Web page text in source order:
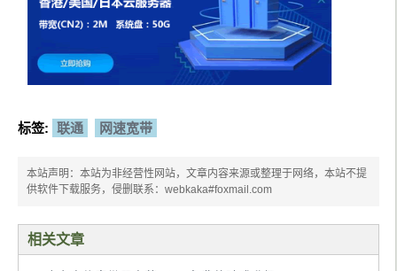
标签: 联通 网速宽带
本站声明：本站为非经营性网站，文章内容来源或整理于网络，本站不提
供软件下载服务，侵删联系：webkaka#foxmail.com
相关文章